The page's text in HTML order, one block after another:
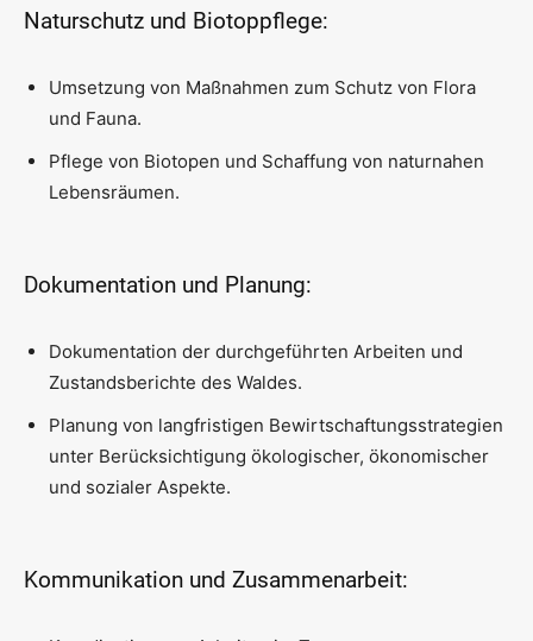
Naturschutz und Biotoppflege:
Umsetzung von Maßnahmen zum Schutz von Flora
und Fauna.
Pflege von Biotopen und Schaffung von naturnahen
Lebensräumen.
Dokumentation und Planung:
Dokumentation der durchgeführten Arbeiten und
Zustandsberichte des Waldes.
Planung von langfristigen Bewirtschaftungsstrategien
unter Berücksichtigung ökologischer, ökonomischer
und sozialer Aspekte.
Kommunikation und Zusammenarbeit: